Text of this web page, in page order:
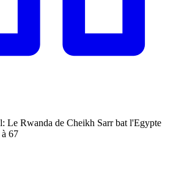
Le Rwanda de Cheikh Sarr bat l'Egypte
67